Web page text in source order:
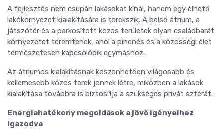
A fejlesztés nem csupán lakásokat kínál, hanem egy élhető
lakókörnyezet kialakítására is törekszik. A belső átrium, a
játszótér és a parkosított közös területek olyan családbarát
környezetet teremtenek, ahol a pihenés és a közösségi élet
természetesen kapcsolódik egymáshoz.
Az átriumos kialakításnak köszönhetően világosabb és
kellemesebb közös terek jönnek létre, miközben a lakások
kialakítása továbbra is biztosítja a szükséges privát szférát.
Energiahatékony megoldások a jövő igényeihez
igazodva